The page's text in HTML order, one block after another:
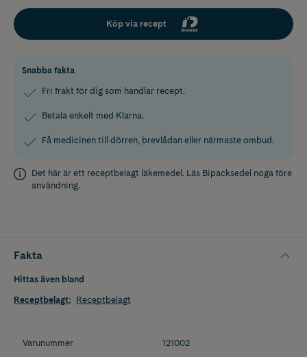
Köp via recept
Snabba fakta
Fri frakt för dig som handlar recept.
Betala enkelt med Klarna.
Få medicinen till dörren, brevlådan eller närmaste ombud.
Det här är ett receptbelagt läkemedel. Läs Bipacksedel noga före
användning.
Fakta
Hittas även bland
Receptbelagt: Receptbelagt
Varunummer 121002